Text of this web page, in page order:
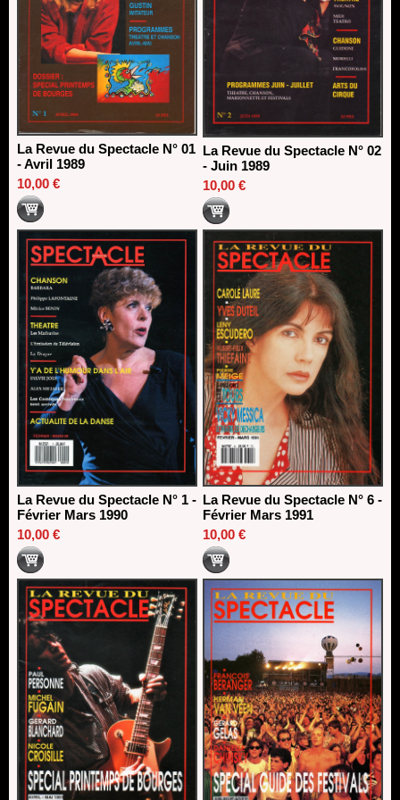
La Revue du Spectacle N° 01
- Avril 1989
10,00 €
La Revue du Spectacle N° 02
- Juin 1989
10,00 €
La Revue du Spectacle N° 1 -
Février Mars 1990
10,00 €
La Revue du Spectacle N° 6 -
Février Mars 1991
10,00 €